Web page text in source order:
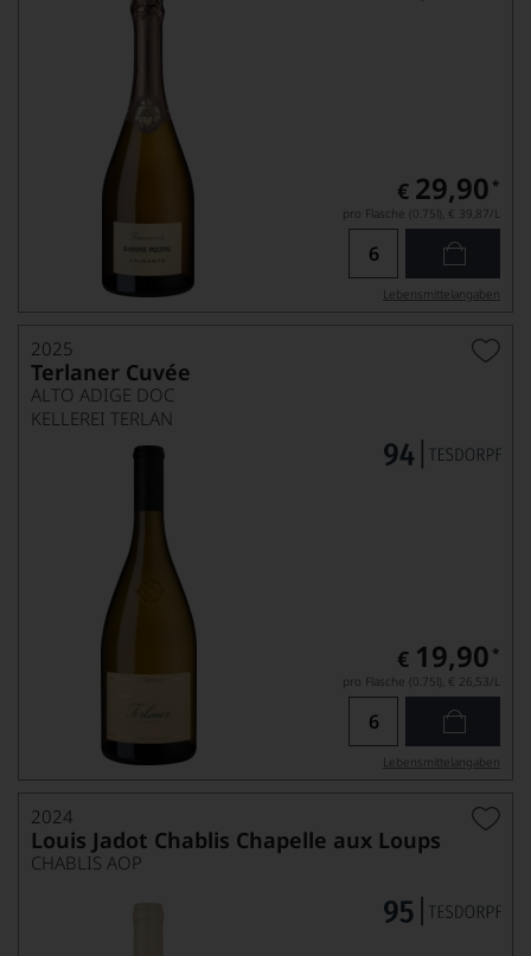
€ 29,90 *
pro Flasche (0.75l), € 39,87/L
Lebensmittel­angaben
2025
Terlaner Cuvée
ALTO ADIGE DOC
KELLEREI TERLAN
€ 19,90 *
pro Flasche (0.75l), € 26,53/L
Lebensmittel­angaben
2024
Louis Jadot Chablis Chapelle aux Loups
CHABLIS AOP